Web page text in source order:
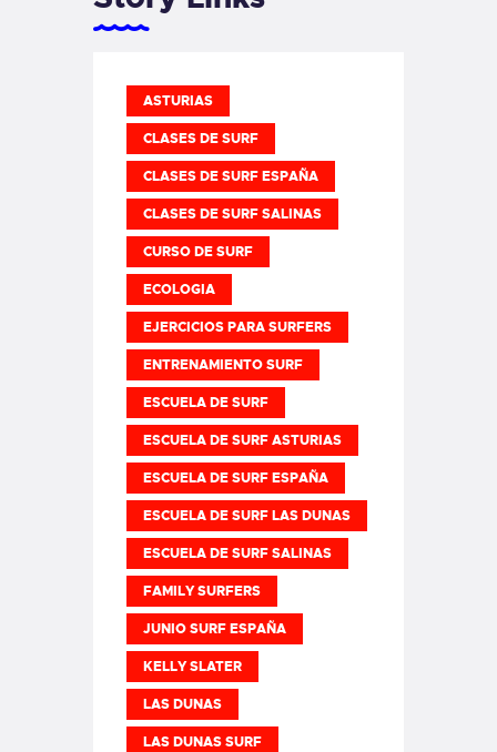
ASTURIAS
CLASES DE SURF
CLASES DE SURF ESPAÑA
CLASES DE SURF SALINAS
CURSO DE SURF
ECOLOGIA
EJERCICIOS PARA SURFERS
ENTRENAMIENTO SURF
ESCUELA DE SURF
ESCUELA DE SURF ASTURIAS
ESCUELA DE SURF ESPAÑA
ESCUELA DE SURF LAS DUNAS
ESCUELA DE SURF SALINAS
FAMILY SURFERS
JUNIO SURF ESPAÑA
KELLY SLATER
LAS DUNAS
LAS DUNAS SURF